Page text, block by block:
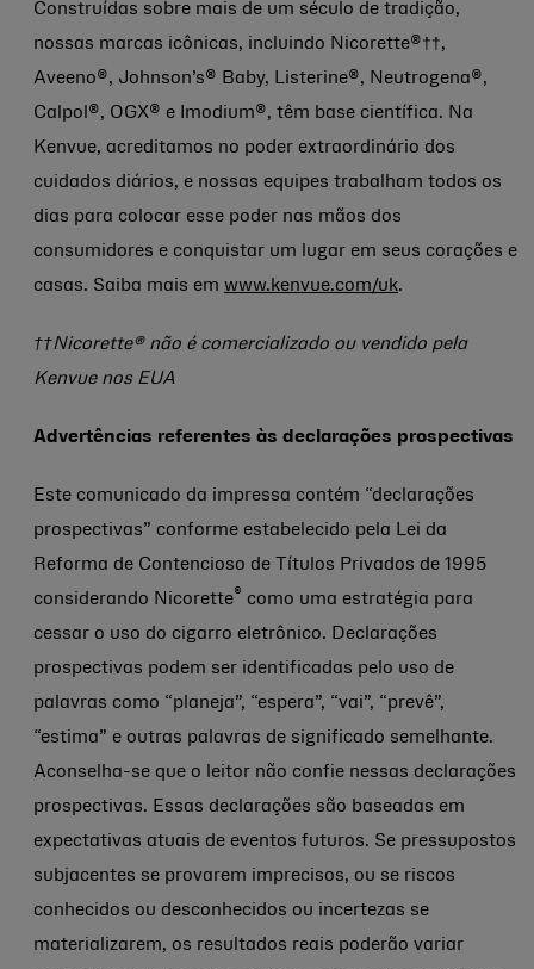
Construídas sobre mais de um século de tradição,
nossas marcas icônicas, incluindo Nicorette®††,
Aveeno®, Johnson’s® Baby, Listerine®, Neutrogena®,
Calpol®, OGX® e Imodium®, têm base científica. Na
Kenvue, acreditamos no poder extraordinário dos
cuidados diários, e nossas equipes trabalham todos os
dias para colocar esse poder nas mãos dos
consumidores e conquistar um lugar em seus corações e
casas. Saiba mais em www.kenvue.com/uk.
††Nicorette® não é comercializado ou vendido pela
Kenvue nos EUA
Advertências referentes às declarações prospectivas
Este comunicado da impressa contém “declarações
prospectivas” conforme estabelecido pela Lei da
Reforma de Contencioso de Títulos Privados de 1995
considerando Nicorette® como uma estratégia para
cessar o uso do cigarro eletrônico. Declarações
prospectivas podem ser identificadas pelo uso de
palavras como “planeja”, “espera”, “vai”, “prevê”,
“estima” e outras palavras de significado semelhante.
Aconselha-se que o leitor não confie nessas declarações
prospectivas. Essas declarações são baseadas em
expectativas atuais de eventos futuros. Se pressupostos
subjacentes se provarem imprecisos, ou se riscos
conhecidos ou desconhecidos ou incertezas se
materializarem, os resultados reais poderão variar